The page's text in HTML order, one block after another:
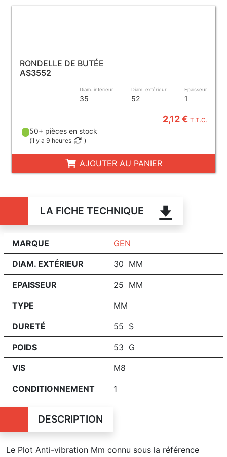
RONDELLE DE BUTÉE
AS3552
Diam. intérieur
35
Diam. extérieur
52
Epaisseur
1
2,12 €T.T.C.
50+ pièces en stock
(il y a 9 heures )
AJOUTER AU PANIER
LA FICHE TECHNIQUE
MARQUE GEN
DIAM. EXTÉRIEUR 30 MM
EPAISSEUR 25 MM
TYPE MM
DURETÉ 55 S
POIDS 53 G
VIS M8
CONDITIONNEMENT 1
DESCRIPTION
Le Plot Anti-vibration Mm connu sous la référence